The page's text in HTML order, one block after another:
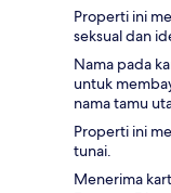
Properti ini
seksual dan
Nama pada
untuk
nama tamu
Properti ini
tunai.
Menerima